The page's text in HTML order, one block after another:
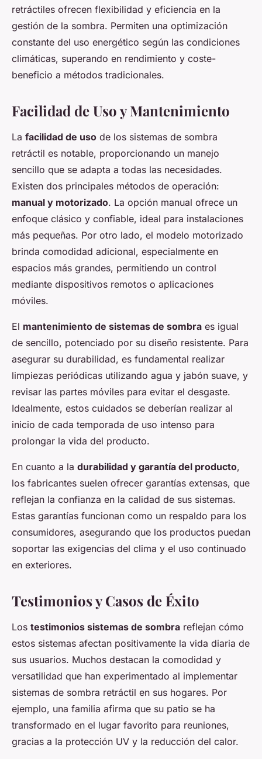
retráctiles ofrecen flexibilidad y eficiencia en la
gestión de la sombra. Permiten una optimización
constante del uso energético según las condiciones
climáticas, superando en rendimiento y coste-
beneficio a métodos tradicionales.
Facilidad de Uso y Mantenimiento
La facilidad de uso de los sistemas de sombra
retráctil es notable, proporcionando un manejo
sencillo que se adapta a todas las necesidades.
Existen dos principales métodos de operación:
manual y motorizado. La opción manual ofrece un
enfoque clásico y confiable, ideal para instalaciones
más pequeñas. Por otro lado, el modelo motorizado
brinda comodidad adicional, especialmente en
espacios más grandes, permitiendo un control
mediante dispositivos remotos o aplicaciones
móviles.
El mantenimiento de sistemas de sombra es igual
de sencillo, potenciado por su diseño resistente. Para
asegurar su durabilidad, es fundamental realizar
limpiezas periódicas utilizando agua y jabón suave, y
revisar las partes móviles para evitar el desgaste.
Idealmente, estos cuidados se deberían realizar al
inicio de cada temporada de uso intenso para
prolongar la vida del producto.
En cuanto a la durabilidad y garantía del producto,
los fabricantes suelen ofrecer garantías extensas, que
reflejan la confianza en la calidad de sus sistemas.
Estas garantías funcionan como un respaldo para los
consumidores, asegurando que los productos puedan
soportar las exigencias del clima y el uso continuado
en exteriores.
Testimonios y Casos de Éxito
Los testimonios sistemas de sombra reflejan cómo
estos sistemas afectan positivamente la vida diaria de
sus usuarios. Muchos destacan la comodidad y
versatilidad que han experimentado al implementar
sistemas de sombra retráctil en sus hogares. Por
ejemplo, una familia afirma que su patio se ha
transformado en el lugar favorito para reuniones,
gracias a la protección UV y la reducción del calor.